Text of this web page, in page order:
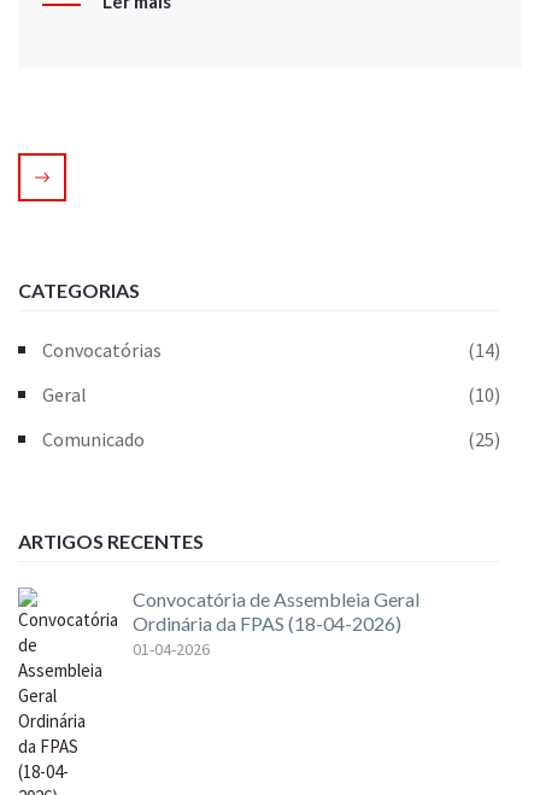
CATEGORIAS
Convocatórias
(14)
Geral
(10)
Comunicado
(25)
ARTIGOS RECENTES
Convocatória de Assembleia Geral
Ordinária da FPAS (18-04-2026)
01-04-2026